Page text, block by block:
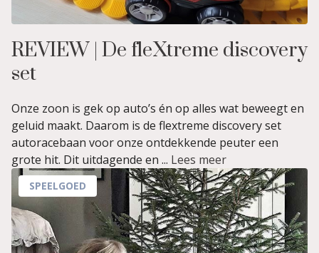
REVIEW | De fleXtreme discovery
set
Onze zoon is gek op auto’s én op alles wat beweegt en
geluid maakt. Daarom is de flextreme discovery set
autoracebaan voor onze ontdekkende peuter een
grote hit. Dit uitdagende en ... Lees meer
SPEELGOED